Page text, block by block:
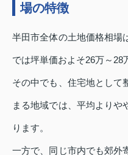
場の特徴
半田市全体の土地価格相場
では坪単価およそ26万～28
その中でも、住宅地として
まる地域では、平均よりや
ります。
一方で、同じ市内でも郊外